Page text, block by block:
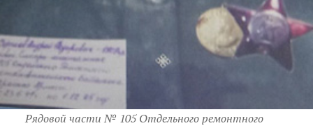
Рядовой части № 105 Отдельного ремонтного